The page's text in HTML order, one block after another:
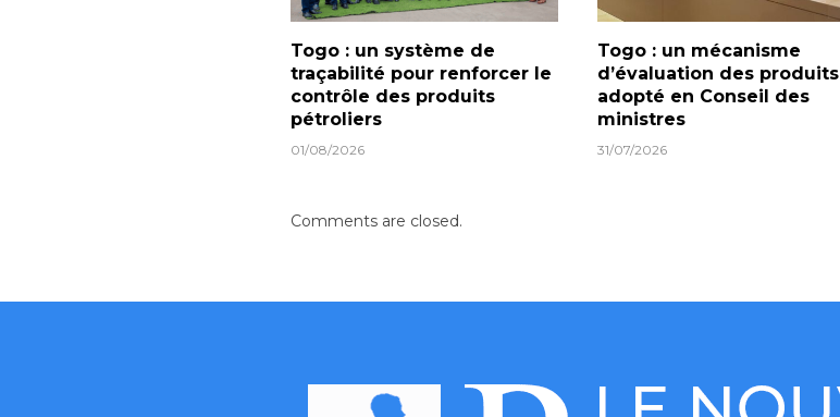
Togo : un système de
traçabilité pour renforcer le
contrôle des produits
pétroliers
01/08/2026
Togo : un mécanisme
d’évaluation des produits
adopté en Conseil des
ministres
31/07/2026
Comments are closed.